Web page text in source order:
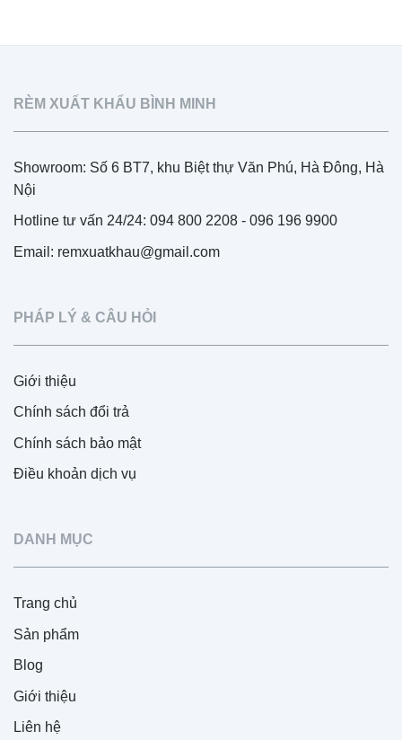
RÈM XUẤT KHẨU BÌNH MINH
Showroom: Số 6 BT7, khu Biệt thự Văn Phú, Hà Đông, Hà
Nội
Hotline tư vấn 24/24: 094 800 2208 - 096 196 9900
Email: remxuatkhau@gmail.com
PHÁP LÝ & CÂU HỎI
Giới thiệu
Chính sách đổi trả
Chính sách bảo mật
Điều khoản dịch vụ
DANH MỤC
Trang chủ
Sản phẩm
Blog
Giới thiệu
Liên hệ